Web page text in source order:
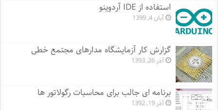
استفاده از IDE آردوینو
آبان 4, 1399
گزارش کار آزمایشگاه مدارهای مجتمع خطی
آذر 26, 1393
برنامه ای جالب برای محاسبات رگولاتور ها
آذر 19, 1392